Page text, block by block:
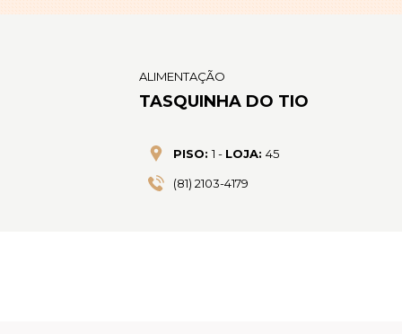
ALIMENTAÇÃO
TASQUINHA DO TIO
PISO:1 - LOJA: 45
(81) 2103-4179